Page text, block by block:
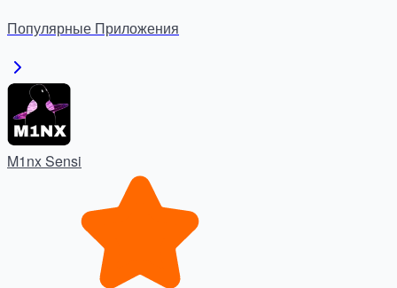
Популярные Приложения
M1nx Sensi